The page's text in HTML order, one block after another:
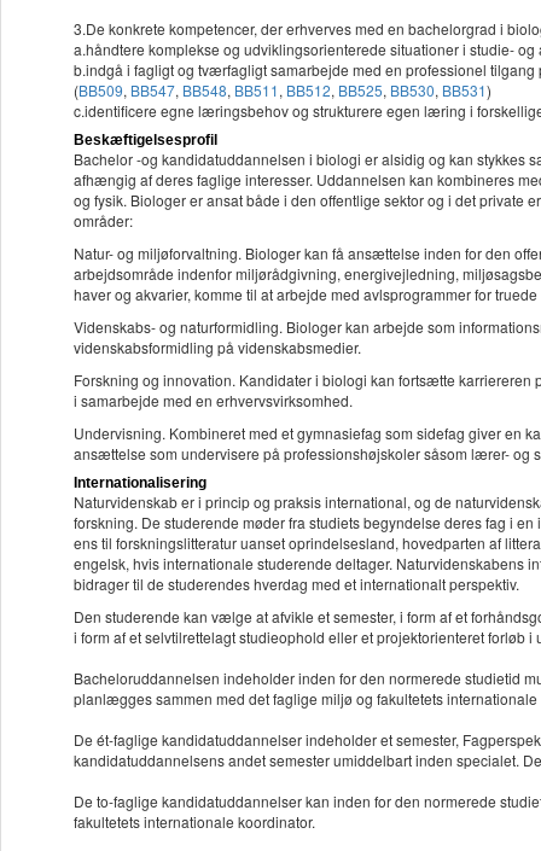
3.De konkrete kompetencer, der erhverves med en bachelorgrad i
a.håndtere komplekse og udviklingsorienterede situationer i studie-
b.indgå i fagligt og tværfagligt samarbejde med en professionel
(BB509, BB547, BB548, BB511, BB512, BB525, BB530, BB531)
c.identificere egne læringsbehov og strukturere egen læring i
Beskæftigelsesprofil
Bachelor -og kandidatuddannelsen i biologi er alsidig og kan stykkes
afhængig af deres faglige interesser. Uddannelsen kan kombineres
og fysik. Biologer er ansat både i den offentlige sektor og i det
områder:
Natur- og miljøforvaltning. Biologer kan få ansættelse inden for den
arbejdsområde indenfor miljørådgivning, energivejledning,
haver og akvarier, komme til at arbejde med avlsprogrammer for truede
Videnskabs- og naturformidling. Biologer kan arbejde som
videnskabsformidling på videnskabsmedier.
Forskning og innovation. Kandidater i biologi kan fortsætte
i samarbejde med en erhvervsvirksomhed.
Undervisning. Kombineret med et gymnasiefag som sidefag giver en
ansættelse som undervisere på professionshøjskoler såsom lærer- og
Internationalisering
Naturvidenskab er i princip og praksis international, og de
forskning. De studerende møder fra studiets begyndelse deres fag i
ens til forskningslitteratur uanset oprindelsesland, hovedparten af
engelsk, hvis internationale studerende deltager. Naturvidenskabens
bidrager til de studerendes hverdag med et internationalt perspektiv.
Den studerende kan vælge at afvikle et semester, i form af et
i form af et selvtilrettelagt studieophold eller et projektorienteret forløb i
Bacheloruddannelsen indeholder inden for den normerede studietid
planlægges sammen med det faglige miljø og fakultetets internationale
De ét-faglige kandidatuddannelser indeholder et semester,
kandidatuddannelsens andet semester umiddelbart inden specialet.
De to-faglige kandidatuddannelser kan inden for den normerede
fakultetets internationale koordinator.